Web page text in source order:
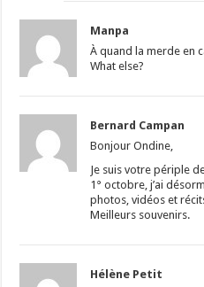
Manpa
À quand la merde en
What else?
Bernard Campan
Bonjour Ondine,
Je suis votre périple
1° octobre, j’ai
photos, vidéos et
Meilleurs souvenirs.
Hélène Petit